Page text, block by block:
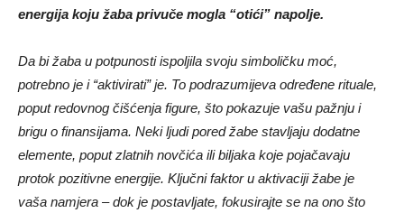
energija koju žaba privuče mogla “otići” napolje.
Da bi žaba u potpunosti ispoljila svoju simboličku moć,
potrebno je i “aktivirati” je. To podrazumijeva određene rituale,
poput redovnog čišćenja figure, što pokazuje vašu pažnju i
brigu o finansijama. Neki ljudi pored žabe stavljaju dodatne
elemente, poput zlatnih novčića ili biljaka koje pojačavaju
protok pozitivne energije. Ključni faktor u aktivaciji žabe je
vaša namjera – dok je postavljate, fokusirajte se na ono što